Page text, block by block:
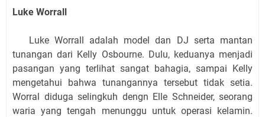
Luke Worrall
Luke Worrall adalah model dan DJ serta mantan
tunangan dari Kelly Osbourne. Dulu, keduanya menjadi
pasangan yang terlihat sangat bahagia, sampai Kelly
mengetahui bahwa tunangannya tersebut tidak setia.
Worral diduga selingkuh dengn Elle Schneider, seorang
waria yang tengah menunggu untuk operasi kelamin.